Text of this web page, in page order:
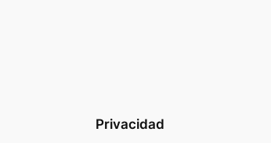
Privacidad